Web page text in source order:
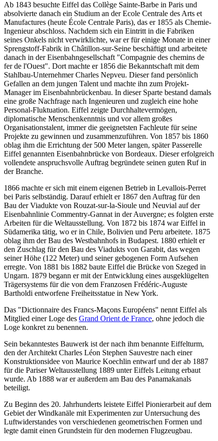
Ab 1843 besuchte Eiffel das Collège Sainte-Barbe in Paris und
absolvierte danach ein Studium an der Ecole Centrale des Arts et
Manufactures (heute École Centrale Paris), das er 1855 als Chemie-
Ingenieur abschloss. Nachdem sich ein Eintritt in die Fabriken
seines Onkels nicht verwirklichte, war er für einige Monate in einer
Sprengstoff-Fabrik in Châtillon-sur-Seine beschäftigt und arbeitete
danach in der Eisenbahngesellschaft "Compagnie des chemins de
fer de l'Ouest". Dort machte er 1856 die Bekanntschaft mit dem
Stahlbau-Unternehmer Charles Nepveu. Dieser fand persönlich
Gefallen an dem jungen Talent und machte ihn zum Projekt-
Manager im Eisenbahnbrückenbau. In dieser Sparte bestand damals
eine große Nachfrage nach Ingenieuren und zugleich eine hohe
Personal-Fluktuation. Eiffel zeigte Durchhaltevermögen,
diplomatische Menschenkenntnis und vor allem großes
Organisationstalent, immer die geeignetsten Fachleute für seine
Projekte zu gewinnen und zusammenzuführen. Von 1857 bis 1860
oblag ihm die Errichtung der 500 Meter langen, später Passerelle
Eiffel genannten Eisenbahnbrücke von Bordeaux. Dieser erfolgreich
vollendete anspruchsvolle Auftrag begründete seinen guten Ruf in
der Branche.
1866 machte er sich mit einem eigenen Betrieb in Levallois-Perret
bei Paris selbständig. Darauf erhielt er 1867 den Auftrag für den
Bau der Viadukte von Rouzat-sur-la-Sioule und Neuvial auf der
Eisenbahnlinie Commentry-Gannat in der Auvergne; es folgten erste
Arbeiten für die Weltausstellung. Von 1872 bis 1874 war Eiffel in
Südamerika tätig, wo er in Chile, Bolivien und Peru arbeitete. 1875
oblag ihm der Bau des Westbahnhofs in Budapest. 1880 erhielt er
den Zuschlag für den Bau des Viadukts von Garabit, das wegen
seiner Höhe (122 Meter) und seiner gebogenen Form Aufsehen
erregte. Von 1881 bis 1882 baute Eiffel die Brücke von Szeged in
Ungarn. 1879 begann er mit der Entwicklung eines ausgeklügelten
Trägersystems für die von dem Franzosen Frédéric-Auguste
Bartholdi entworfene Freiheitsstatue in New York.
Das "Dictionnaire des Francs-Maçons Européens" nennt Eiffel als
Mitglied einer Loge des Grand Orient de France, ohne jedoch die
Loge konkret zu benennen.
Sein bekanntestes Bauwerk ist der nach ihm benannte Eiffelturm,
den der Architekt Charles Léon Stephen Sauvestre nach einer
Konstruktionsidee von Maurice Koechlin entwarf und der ab 1887
für die Pariser Weltausstellung 1889 unter Eiffels Leitung erbaut
wurde. Ab 1888 war er außerdem am Bau des Panamakanals
beteiligt.
Zu Beginn des 20. Jahrhunderts leistete Eiffel Pionierarbeit auf dem
Gebiet der Windkanäle mit Experimenten zur Untersuchung des
Luftwiderstandes von verschiedenen geometrischen Formen und
legte damit einen Grundstein für den modernen Flugzeugbau.